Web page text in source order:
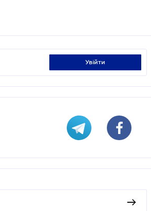
увійти